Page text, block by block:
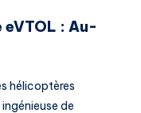
eVTOL : Au-
hélicoptères
de